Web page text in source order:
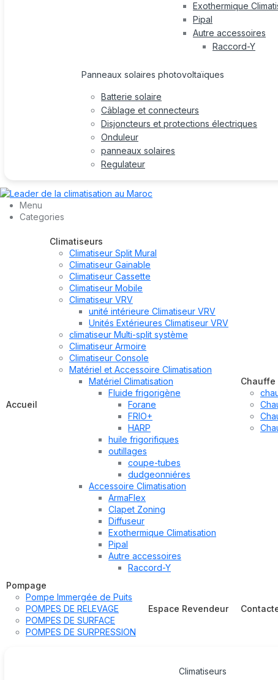
Exothermique
Pipal
Autre accessoires
Raccord-Y
Panneaux solaires photovoltaïques
Batterie solaire
Câblage et connecteurs
Disjoncteurs et protections électriques
Onduleur
panneaux solaires
Regulateur
Menu
Categories
Accueil
Climatiseurs
Climatiseur Split Mural
Climatiseur Gainable
Climatiseur Cassette
Climatiseur Mobile
Climatiseur VRV
unité intérieure Climatiseur VRV
Unités Extérieures Climatiseur VRV
climatiseur Multi-split système
Climatiseur Armoire
Climatiseur Console
Matériel et Accessoire Climatisation
Matériel Climatisation
Fluide frigorigène
Forane
FRIO+
HARP
huile frigorifiques
outillages
coupe-tubes
dudgeonniéres
Accessoire Climatisation
ArmaFlex
Clapet Zoning
Diffuseur
Exothermique Climatisation
Pipal
Autre accessoires
Raccord-Y
Chauffe
Pompage
Pompe Immergée de Puits
POMPES DE RELEVAGE
POMPES DE SURFACE
POMPES DE SURPRESSION
Espace Revendeur
Climatiseurs